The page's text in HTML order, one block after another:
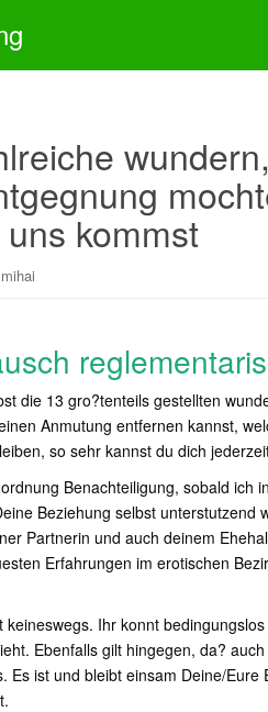
kommst
mihai
die 13 gro?tenteils gestellten
Anmutung entfernen kannst,
so sehr kannst du dich
Benachteiligung, sobald
Beziehung selbst
Partnerin und auch deinem
Erfahrungen im erotischen
keineswegs. Ihr konnt
Ebenfalls gilt hingegen, da?
Es ist und bleibt einsam Deine/